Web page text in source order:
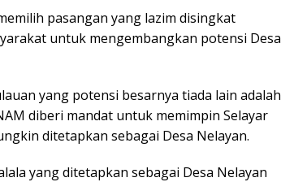
pasangan yang lazim disingkat
untuk mengembangkan potensi Desa
yang potensi besarnya tiada lain adalah
diberi mandat untuk memimpin Selayar
ditetapkan sebagai Desa Nelayan.
yang ditetapkan sebagai Desa Nelayan